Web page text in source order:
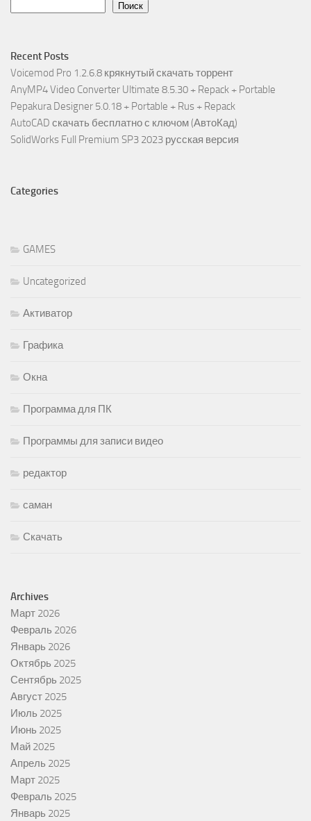
Поиск
Recent Posts
Voicemod Pro 1.2.6.8 крякнутый скачать торрент
AnyMP4 Video Converter Ultimate 8.5.30 + Repack + Portable
Pepakura Designer 5.0.18 + Portable + Rus + Repack
AutoCAD скачать бесплатно с ключом (АвтоКад)
SolidWorks Full Premium SP3 2023 русская версия
Categories
GAMES
Uncategorized
Активатор
Графика
Окна
Программа для ПК
Программы для записи видео
редактор
саман
Скачать
Archives
Март 2026
Февраль 2026
Январь 2026
Октябрь 2025
Сентябрь 2025
Август 2025
Июль 2025
Июнь 2025
Май 2025
Апрель 2025
Март 2025
Февраль 2025
Январь 2025